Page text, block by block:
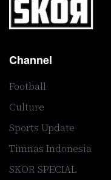
Channel
Football
Culture
Sports Update
Timnas Indonesia
SKOR SPECIAL